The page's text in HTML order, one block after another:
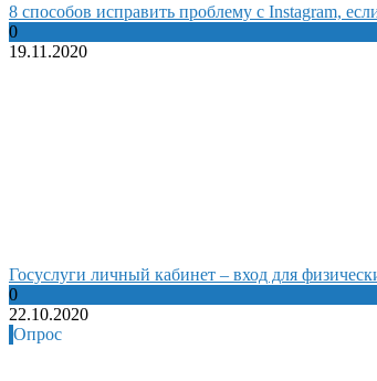
8 способов исправить проблему с Instagram,
0
19.11.2020
Госуслуги личный кабинет – вход для
0
22.10.2020
Опрос